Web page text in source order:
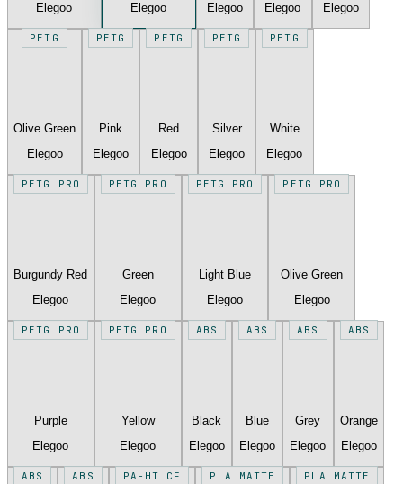
Elegoo
Elegoo
Elegoo
Elegoo
Elegoo
PETG
Olive Green
Elegoo
PETG
Pink
Elegoo
PETG
Red
Elegoo
PETG
Silver
Elegoo
PETG
White
Elegoo
PETG PRO
Burgundy Red
Elegoo
PETG PRO
Green
Elegoo
PETG PRO
Light Blue
Elegoo
PETG PRO
Olive Green
Elegoo
PETG PRO
Purple
Elegoo
PETG PRO
Yellow
Elegoo
ABS
Black
Elegoo
ABS
Blue
Elegoo
ABS
Grey
Elegoo
ABS
Orange
Elegoo
ABS ABS PA-HT CF PLA MATTE PLA MATTE